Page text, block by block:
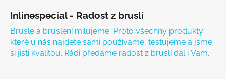
Inlinespecial - Radost z bruslí
Brusle a bruslení milujeme. Proto všechny produkty
které u nás najdete sami používáme, testujeme a jsme
si jisti kvalitou. Rádi předáme radost z bruslí dál i Vám.